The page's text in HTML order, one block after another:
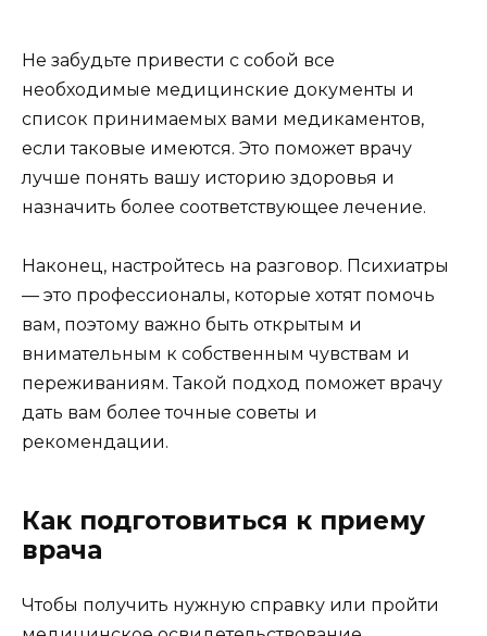
Не забудьте привести с собой все
необходимые медицинские документы и
список принимаемых вами медикаментов,
если таковые имеются. Это поможет врачу
лучше понять вашу историю здоровья и
назначить более соответствующее лечение.
Наконец, настройтесь на разговор. Психиатры
— это профессионалы, которые хотят помочь
вам, поэтому важно быть открытым и
внимательным к собственным чувствам и
переживаниям. Такой подход поможет врачу
дать вам более точные советы и
рекомендации.
Как подготовиться к приему
врача
Чтобы получить нужную справку или пройти